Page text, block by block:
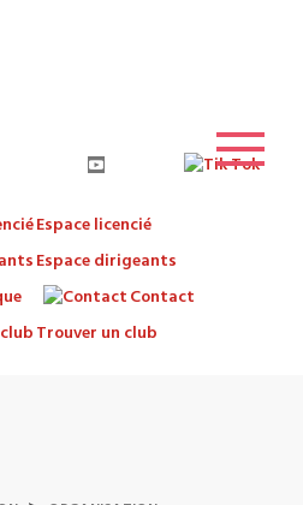
Espace licencié
Espace dirigeants
Contact
Trouver un club